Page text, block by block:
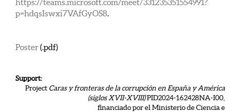
https://teams.microsoft.com/meet/331235351554991?
p=hdqsIswxi7VAfGyOS8.
Poster(.pdf)
Support:
Project Caras y fronteras de la corrupción en España y América
(siglos XVII-XVIII)PID2024-162428NA-I00,
financiado por el Ministerio de Ciencia e